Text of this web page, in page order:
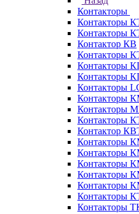
Контакторы
Контакторы
Контакторы
Контактор КВ
Контакторы
Контакторы
Контакторы
Контакторы
Контакторы
Контакторы
Контакторы
Контактор
Контакторы
Контакторы
Контакторы
Контакторы
Контакторы
Контакторы
Контакторы